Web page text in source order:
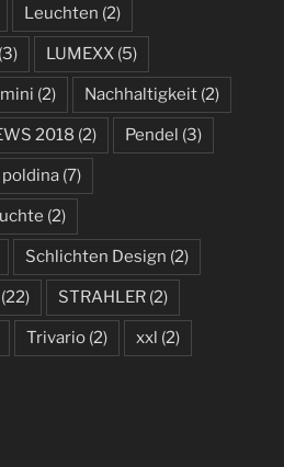
Leuchten (2)
(3) LUMEXX (5)
mini (2) Nachhaltigkeit (2)
2018 (2) Pendel (3)
poldina (7)
(2)
Schlichten Design (2)
(22) STRAHLER (2)
Trivario (2) xxl (2)